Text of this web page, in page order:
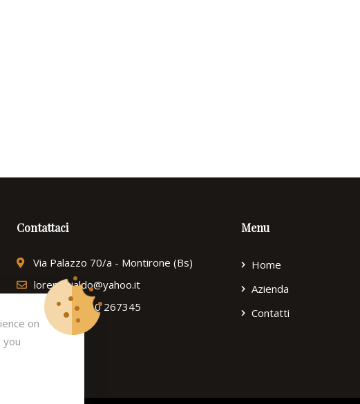
Contattaci
Via Palazzo 70/a - Montirone (Bs)
lorenzinialdo@yahoo.it
Tel: (+39) 030 267345
Menu
Home
Azienda
Contatti
on